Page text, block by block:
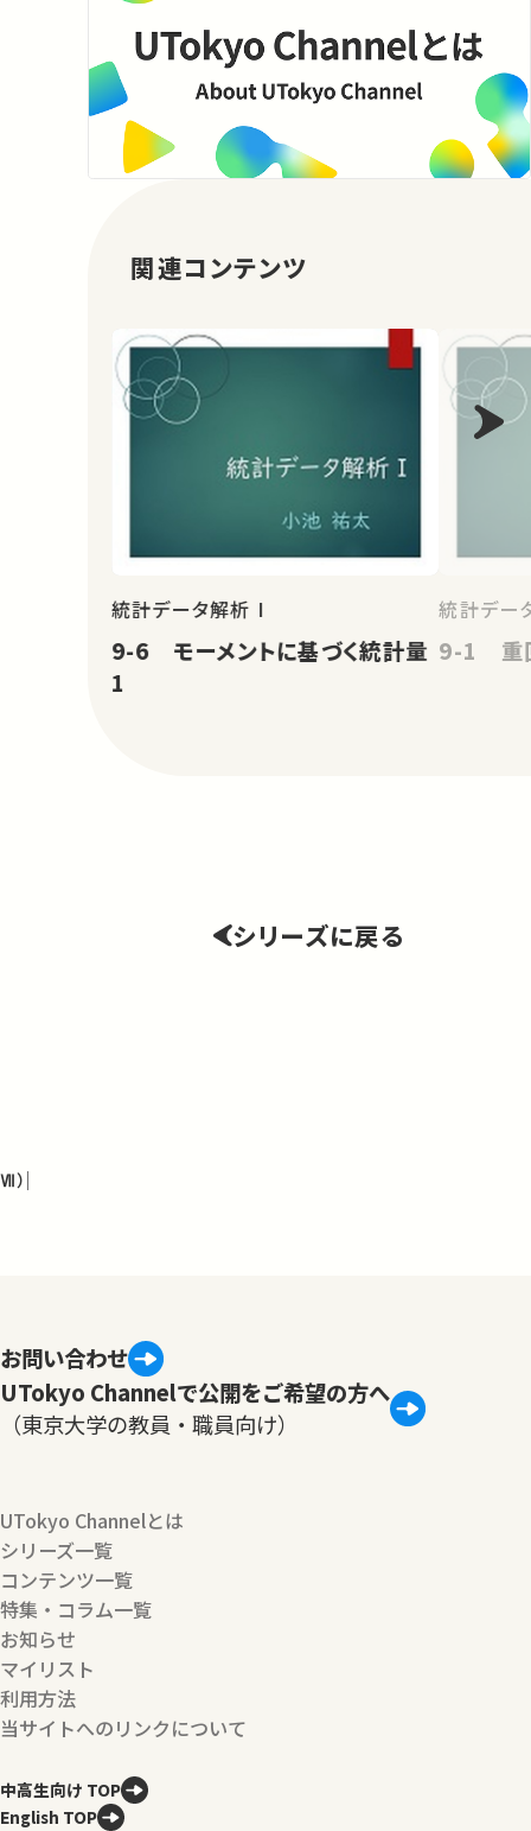
関連コンテンツ
統計データ解析 I
9-6 モーメントに基づく統計量
1
統計デー
9-1 重
シリーズに戻る
）
お問い合わせ
UTokyo Channelで公開をご希望の方へ
（東京大学の教員・職員向け）
UTokyo Channelとは
シリーズ一覧
コンテンツ一覧
特集・コラム一覧
お知らせ
マイリスト
利用方法
当サイトへのリンクについて
中高生向け TOP
English TOP